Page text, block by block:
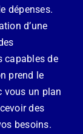
dépenses.
d’une
capables de
prend le
vous un plan
des
besoins.